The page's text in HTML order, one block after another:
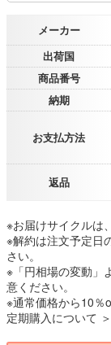
メーカー
出荷国
商品番号
納期
お支払方法
返品
※お届けサイクルは
※解約は注文予定日
さい。
※「円相場の変動」
意ください。
※通常価格から10％
定期購入について ＞